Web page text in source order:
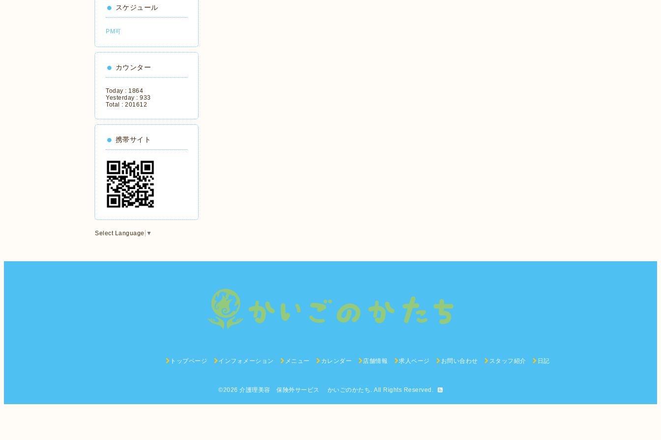
スケジュール
PM可
カウンター
Today : 1864
Yesterday : 933
Total : 201612
携帯サイト
Select Language ▼
トップページ インフォメーション メニュー カレンダー 店舗情報 求人ページ お問い合わせ スタッフ紹介 日記
©2026 介護理美容 保険外サービス かいごのかたち. All Rights Reserved.